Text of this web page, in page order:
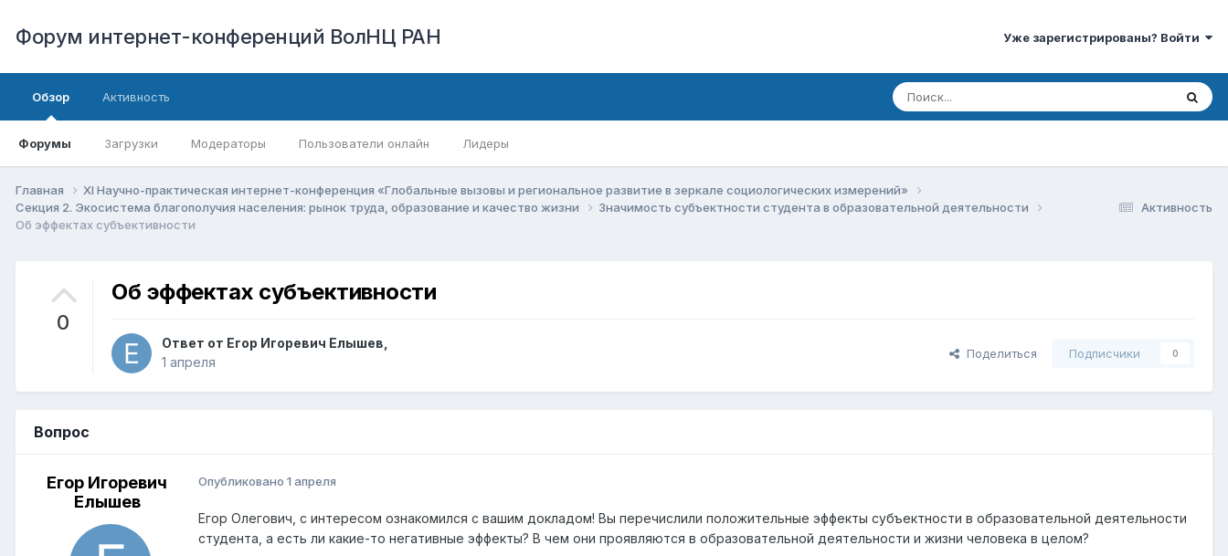
Форум интернет-конференций ВолНЦ РАН Уже зарегистрированы? Войти
Обзор
Форумы Загрузки Модераторы Пользователи онлайн Лидеры
Активность
Активность
Главная
XI Научно-практическая интернет-конференция «Глобальные вызовы и региональное развитие в зеркале социологических измерений»
Секция 2. Экосистема благополучия населения: рынок труда, образование и качество жизни
Значимость субъектности студента в образовательной деятельности
Об эффектах субъективности
0
Об эффектах субъективности
Ответ от Егор Игоревич Елышев
1 апреля
Поделиться Подписчики 0
Вопрос
Егор Игоревич
Елышев
Опубликовано 1 апреля
Егор Олегович, с интересом ознакомился с вашим докладом! Вы перечислили положительные эффекты субъектности в образовательной деятельности
студента, а есть ли какие-то негативные эффекты? В чем они проявляются в образовательной деятельности и жизни человека в целом?